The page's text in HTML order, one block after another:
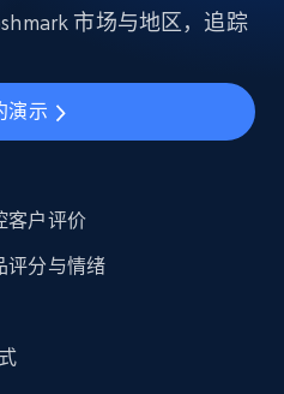
市场与地区，追踪
演示
客户评价
评分与情绪